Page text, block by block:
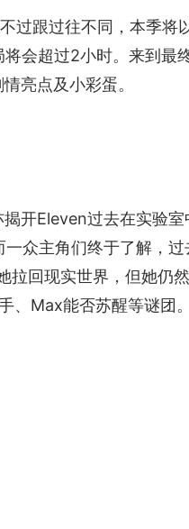
跟过往不同，本季将
会超过2小时。来到最
亮点及小彩蛋。
开Eleven过去在实验室
众主角们终于了解，
回现实世界，但她仍
、Max能否苏醒等谜团。